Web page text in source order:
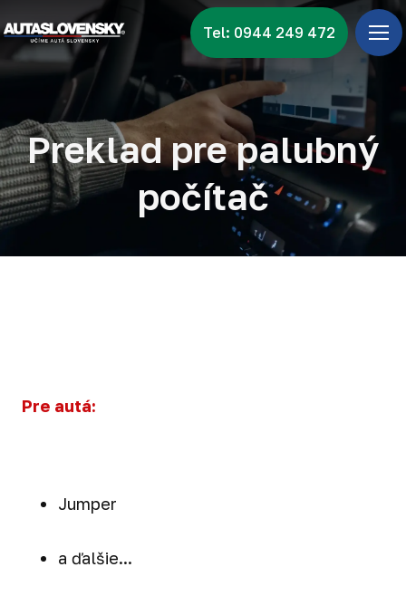
Tel: 0944 249 472
Preklad pre palubný
počítač
Pre autá:
Jumper
a ďalšie...